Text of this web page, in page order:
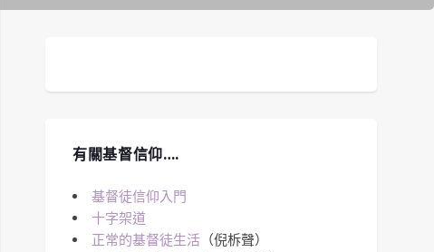
有關基督信仰….
基督徒信仰入門
十字架道
正常的基督徒生活 （倪柝聲）